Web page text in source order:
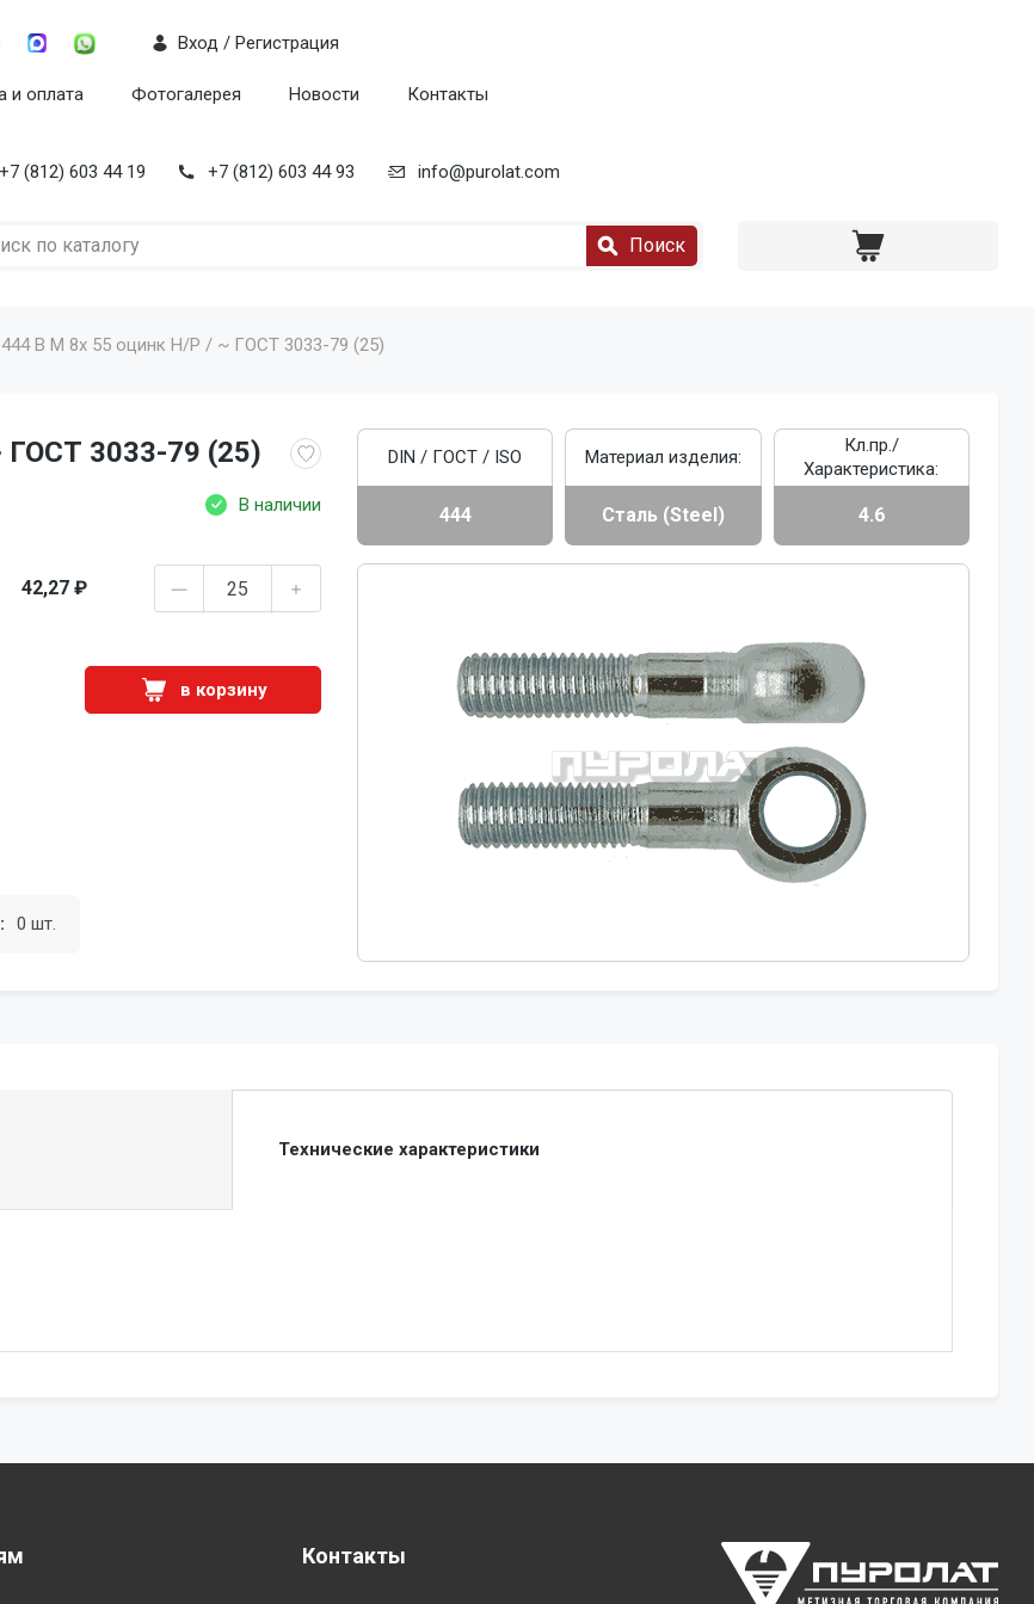
и оплата Фотогалерея Новости Контакты
Вход / Регистрация
+7 (812) 603 44 19 +7 (812) 603 44 93 info@purolat.com
Поиск
444 B M 8x 55 оцинк Н/Р / ~ ГОСТ 3033-79 (25)
ГОСТ 3033-79 (25)
В наличии
42,27 ₽
в корзину
0 шт.
DIN / ГОСТ / ISO
444
Материал изделия:
Сталь (Steel)
Кл.пр./
Характеристика:
4.6
Технические характеристики
Контакты